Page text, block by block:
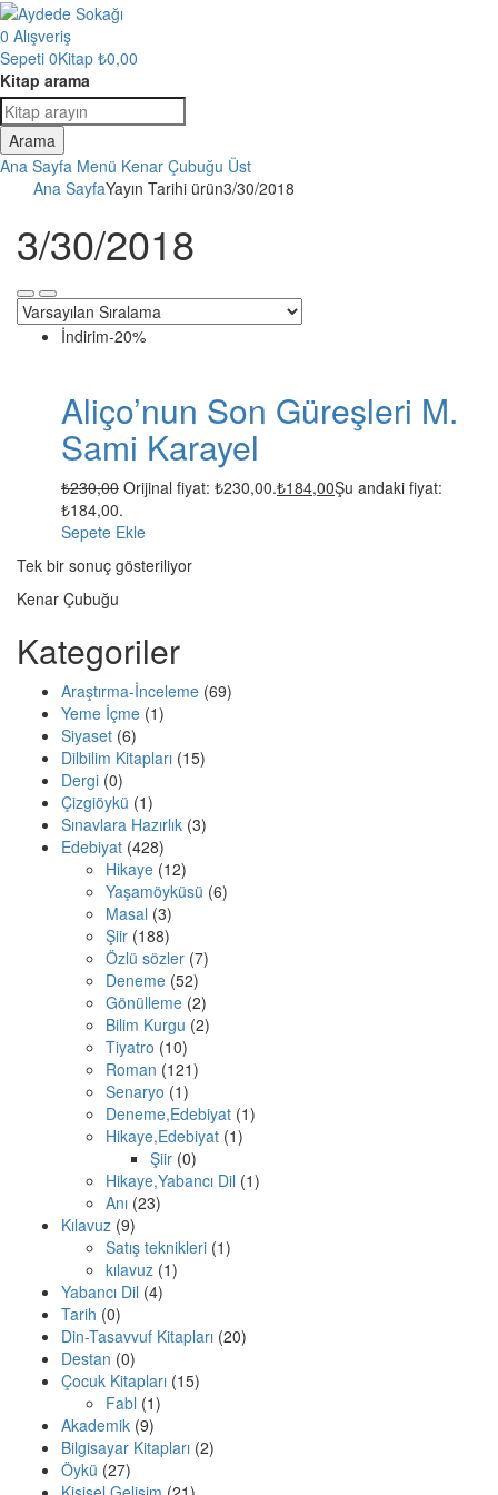
0 Alışveriş
Sepeti 0Kitap ₺0,00
Kitap arama
Arama
Ana Sayfa Menü Kenar Çubuğu Üst
Ana SayfaYayın Tarihi ürün3/30/2018
3/30/2018
İndirim-20%
Aliço’nun Son Güreşleri M.
Sami Karayel
₺230,00 Orijinal fiyat: ₺230,00.₺184,00Şu andaki fiyat:
₺184,00.
Sepete Ekle
Tek bir sonuç gösteriliyor
Kenar Çubuğu
Kategoriler
Araştırma-İnceleme (69)
Yeme İçme (1)
Siyaset (6)
Dilbilim Kitapları (15)
Dergi (0)
Çizgiöykü (1)
Sınavlara Hazırlık (3)
Edebiyat (428)
Hikaye (12)
Yaşamöyküsü (6)
Masal (3)
Şiir (188)
Özlü sözler (7)
Deneme (52)
Gönülleme (2)
Bilim Kurgu (2)
Tiyatro (10)
Roman (121)
Senaryo (1)
Deneme,Edebiyat (1)
Hikaye,Edebiyat (1)
Şiir (0)
Hikaye,Yabancı Dil (1)
Anı (23)
Kılavuz (9)
Satış teknikleri (1)
kılavuz (1)
Yabancı Dil (4)
Tarih (0)
Din-Tasavvuf Kitapları (20)
Destan (0)
Çocuk Kitapları (15)
Fabl (1)
Akademik (9)
Bilgisayar Kitapları (2)
Öykü (27)